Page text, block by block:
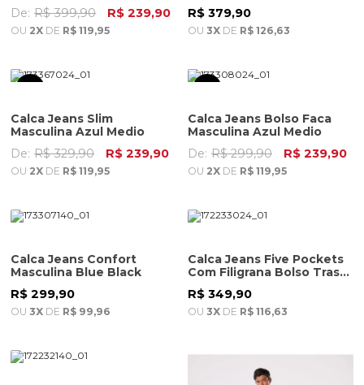
De: R$ 399,90 R$ 239,90
OU 2X DE R$ 119,95
R$ 379,90
OU 3X DE R$ 126,63
Calca Jeans Slim
Masculina Azul Medio
De: R$ 329,90 R$ 239,90
OU 2X DE R$ 119,95
Calca Jeans Bolso Faca
Masculina Azul Medio
De: R$ 299,90 R$ 239,90
OU 2X DE R$ 119,95
Calca Jeans Confort
Masculina Blue Black
R$ 299,90
OU 3X DE R$ 99,96
Calca Jeans Five Pockets
Com Filigrana Bolso Tras
Masculina Azul Medio
R$ 349,90
OU 3X DE R$ 116,63